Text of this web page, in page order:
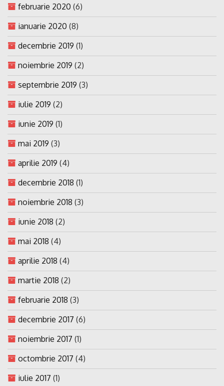
februarie 2020 (6)
ianuarie 2020 (8)
decembrie 2019 (1)
noiembrie 2019 (2)
septembrie 2019 (3)
iulie 2019 (2)
iunie 2019 (1)
mai 2019 (3)
aprilie 2019 (4)
decembrie 2018 (1)
noiembrie 2018 (3)
iunie 2018 (2)
mai 2018 (4)
aprilie 2018 (4)
martie 2018 (2)
februarie 2018 (3)
decembrie 2017 (6)
noiembrie 2017 (1)
octombrie 2017 (4)
iulie 2017 (1)